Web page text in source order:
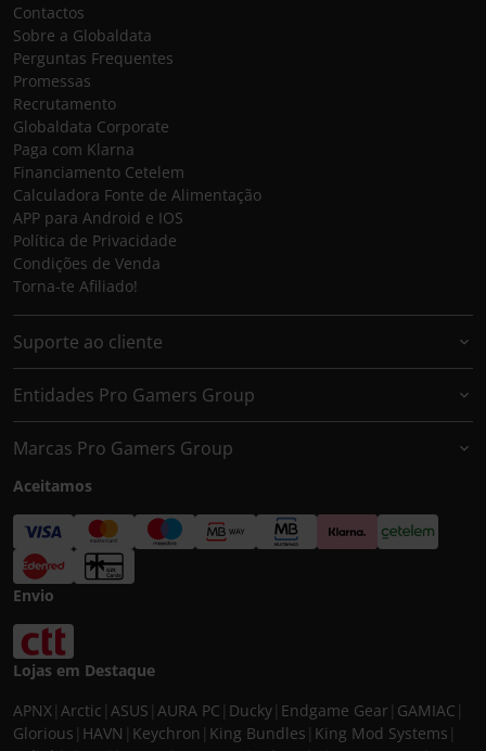
Contactos
Sobre a Globaldata
Perguntas Frequentes
Promessas
Recrutamento
Globaldata Corporate
Paga com Klarna
Financiamento Cetelem
Calculadora Fonte de Alimentação
APP para Android e IOS
Política de Privacidade
Condições de Venda
Torna-te Afiliado!
Suporte ao cliente
Entidades Pro Gamers Group
Marcas Pro Gamers Group
Aceitamos
Envio
Lojas em Destaque
APNX Arctic ASUS AURA PC Ducky Endgame Gear GAMIAC
Glorious HAVN Keychron King Bundles King Mod Systems